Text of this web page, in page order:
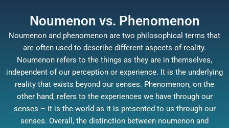
Noumenon vs. Phenomenon
Noumenon and phenomenon are two philosophical terms that
are often used to describe different aspects of reality.
Noumenon refers to the things as they are in themselves,
independent of our perception or experience. It is the underlying
reality that exists beyond our senses. Phenomenon, on the
other hand, refers to the experiences we have through our
senses – it is the world as it is presented to us through our
senses. Overall, the distinction between noumenon and